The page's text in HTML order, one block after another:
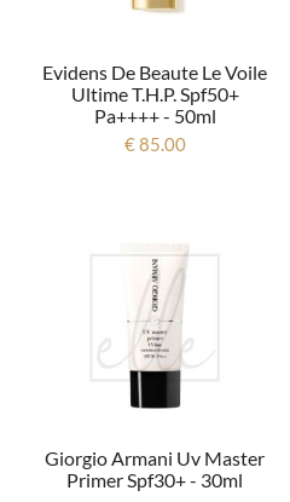
Evidens De Beaute Le Voile
Ultime T.h.p. Spf50+
Pa++++ - 50ml
€ 85.00
Giorgio Armani Uv Master
Primer Spf30+ - 30ml